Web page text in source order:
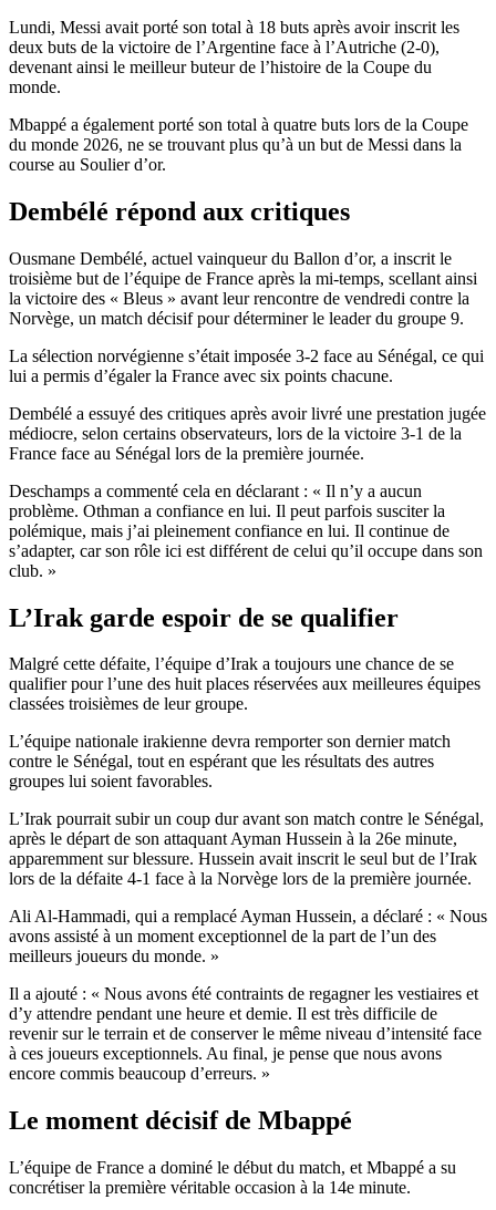
Lundi, Messi avait porté son total à 18 buts après avoir inscrit les
deux buts de la victoire de l’Argentine face à l’Autriche (2-0),
devenant ainsi le meilleur buteur de l’histoire de la Coupe du
monde.
Mbappé a également porté son total à quatre buts lors de la Coupe
du monde 2026, ne se trouvant plus qu’à un but de Messi dans la
course au Soulier d’or.
Dembélé répond aux critiques
Ousmane Dembélé, actuel vainqueur du Ballon d’or, a inscrit le
troisième but de l’équipe de France après la mi-temps, scellant ainsi
la victoire des « Bleus » avant leur rencontre de vendredi contre la
Norvège, un match décisif pour déterminer le leader du groupe 9.
La sélection norvégienne s’était imposée 3-2 face au Sénégal, ce qui
lui a permis d’égaler la France avec six points chacune.
Dembélé a essuyé des critiques après avoir livré une prestation jugée
médiocre, selon certains observateurs, lors de la victoire 3-1 de la
France face au Sénégal lors de la première journée.
Deschamps a commenté cela en déclarant : « Il n’y a aucun
problème. Othman a confiance en lui. Il peut parfois susciter la
polémique, mais j’ai pleinement confiance en lui. Il continue de
s’adapter, car son rôle ici est différent de celui qu’il occupe dans son
club. »
L’Irak garde espoir de se qualifier
Malgré cette défaite, l’équipe d’Irak a toujours une chance de se
qualifier pour l’une des huit places réservées aux meilleures équipes
classées troisièmes de leur groupe.
L’équipe nationale irakienne devra remporter son dernier match
contre le Sénégal, tout en espérant que les résultats des autres
groupes lui soient favorables.
L’Irak pourrait subir un coup dur avant son match contre le Sénégal,
après le départ de son attaquant Ayman Hussein à la 26e minute,
apparemment sur blessure. Hussein avait inscrit le seul but de l’Irak
lors de la défaite 4-1 face à la Norvège lors de la première journée.
Ali Al-Hammadi, qui a remplacé Ayman Hussein, a déclaré : « Nous
avons assisté à un moment exceptionnel de la part de l’un des
meilleurs joueurs du monde. »
Il a ajouté : « Nous avons été contraints de regagner les vestiaires et
d’y attendre pendant une heure et demie. Il est très difficile de
revenir sur le terrain et de conserver le même niveau d’intensité face
à ces joueurs exceptionnels. Au final, je pense que nous avons
encore commis beaucoup d’erreurs. »
Le moment décisif de Mbappé
L’équipe de France a dominé le début du match, et Mbappé a su
concrétiser la première véritable occasion à la 14e minute.